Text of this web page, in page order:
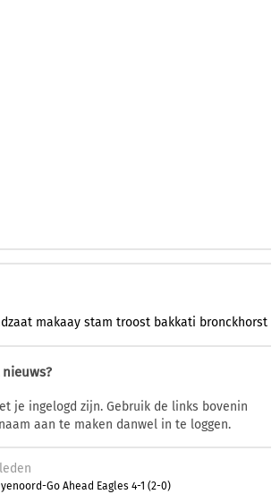
makaay stam troost bakkati bronckhorst
je ingelogd zijn. Gebruik de links bovenin
aan te maken danwel in te loggen.
Go Ahead Eagles 4-1 (2-0)